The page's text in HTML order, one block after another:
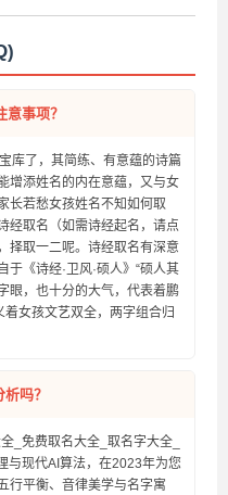
事项？
库了，其简练、有意蕴的诗篇
增添姓名的内在意蕴，又与女
长若愁女孩姓名不知如何取
经取名（如需诗经起名，请点
择取一二呢。诗经取名有深意
《诗经·卫风·硕人》“硕人其
眼，也十分的大气，代表着鹏
着女孩文艺双全，两字组合归
吗？
_免费取名大全_取名字大全_
与现代AI算法，在2023年为您
行平衡、音律美学与名字寓